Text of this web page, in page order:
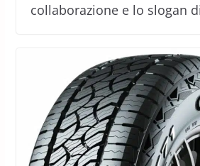
collaborazione e lo slogan